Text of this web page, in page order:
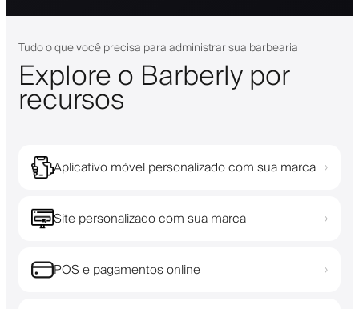
Tudo o que você precisa para administrar sua barbearia
Explore o Barberly por
recursos
Aplicativo móvel personalizado com sua marca ›
Site personalizado com sua marca ›
POS e pagamentos online ›